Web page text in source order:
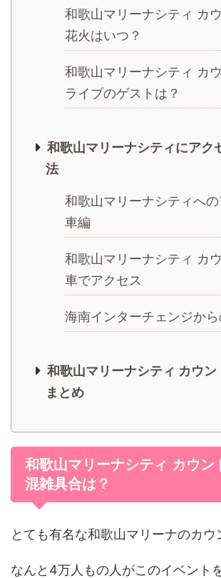
和歌山マリーナシティ カ
花火はいつ？
和歌山マリーナシティ カ
ライブのゲストは？
和歌山マリーナシティにアク
法
和歌山マリーナシティへ
車編
和歌山マリーナシティ カ
車でアクセス
海南インターチェンジか
和歌山マリーナシティ カウン
まとめ
和歌山マリーナシティ カウン
混雑具合は？
とても有名な和歌山マリーナのカウ
なんと4万人もの人がこのイベント